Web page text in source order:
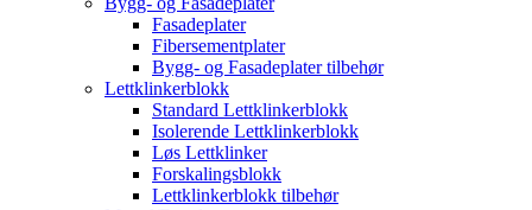
Fasadeplater
Fibersementplater
Bygg- og Fasadeplater tilbehør
Lettklinkerblokk
Standard Lettklinkerblokk
Isolerende Lettklinkerblokk
Løs Lettklinker
Forskalingsblokk
Lettklinkerblokk tilbehør